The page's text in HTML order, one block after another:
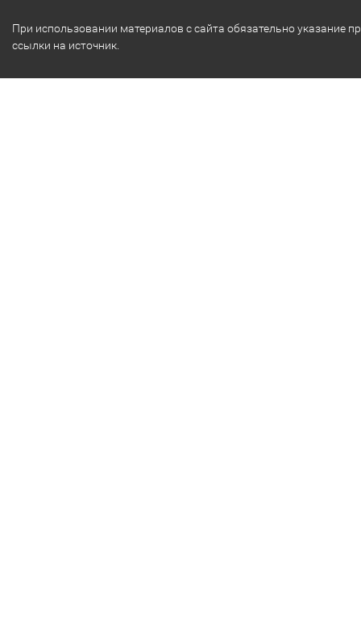
При использовании материалов с сайта обязательно указание
ссылки на источник.